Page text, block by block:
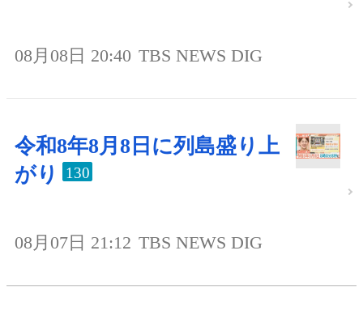
08月08日 20:40 TBS NEWS DIG
令和8年8月8日に列島盛り上
がり
130
08月07日 21:12 TBS NEWS DIG